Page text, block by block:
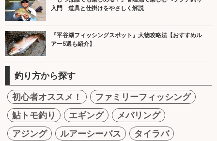
入門 道具と仕掛けをやさしく解説
『平谷湖フィッシングスポット』大物攻略法【おすすめル
アー5選も紹介】
釣り方から探す
初心者オススメ！
ファミリーフィッシング
鮎トモ釣り
エギング
メバリング
アジング
ルアーシーバス
タイラバ